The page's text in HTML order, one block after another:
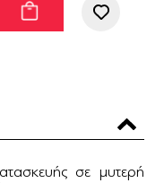
σε μυτερή